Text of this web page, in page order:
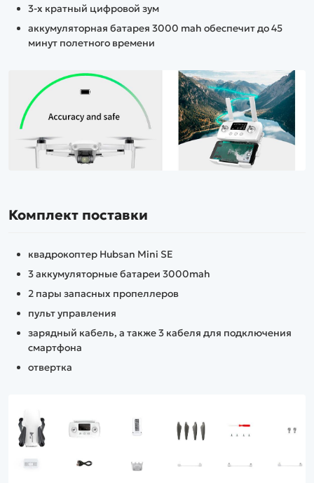
3-х кратный цифровой зум
аккумуляторная батарея 3000 mah обеспечит до 45
минут полетного времени
Комплект поставки
квадрокоптер Hubsan Mini SE
3 аккумуляторные батареи 3000mah
2 пары запасных пропеллеров
пульт управления
зарядный кабель, а также 3 кабеля для подключения
смартфона
отвертка